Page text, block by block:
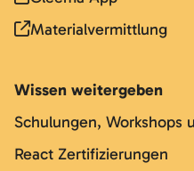
Materialvermittlung
Wissen weitergeben
Schulungen, Workshops
React Zertifizierungen